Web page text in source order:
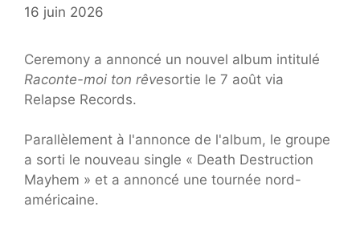
16 juin 2026
Ceremony a annoncé un nouvel album intitulé
Raconte-moi ton rêvesortie le 7 août via
Relapse Records.
Parallèlement à l'annonce de l'album, le groupe
a sorti le nouveau single « Death Destruction
Mayhem » et a annoncé une tournée nord-
américaine.